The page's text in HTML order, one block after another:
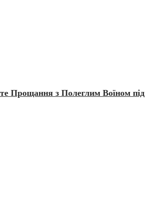
Прощання з Полеглим Воїном під